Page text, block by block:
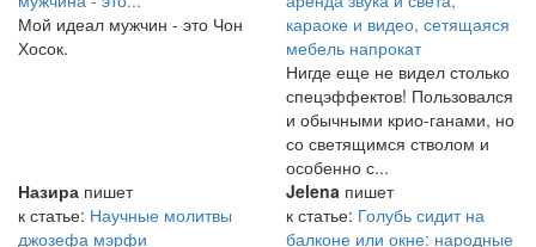
Мой идеал мужчин - это Чон
Хосок.
караоке и видео, сетящаяся
мебель напрокат
Нигде еще не видел столько
спецэффектов! Пользовался
и обычными крио-ганами, но
со светящимся стволом и
особенно с...
Назира пишет
к статье: Научные молитвы
джозефа мэрфи
Jelena пишет
к статье: Голубь сидит на
балконе или окне: народные